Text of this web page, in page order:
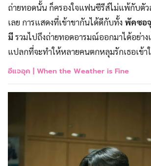
ถ่ายทอดนั้น ก็ครองใจแฟนซีรีส์ไม่แพ้กับตัว
เลย การแสดงที่เข้าขากันได้ดีกับทั้ง พัคซอ
มีรวมไปถึงถ่ายทอดอารมณ์ออกมาได้อย่าง
แปลกที่จะทำให้หลายคนตกหลุมรักเธอเข้า
อีแจอุค | When the Weather is Fine